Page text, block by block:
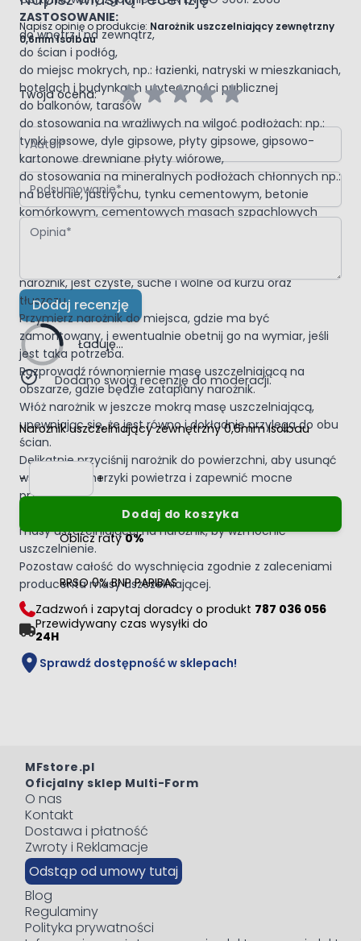
ZASTOSOWANIE:
do wnętrz i na zewnątrz,
do ścian i podłóg,
do miejsc mokrych, np.: łazienki, natryski w mieszkaniach,
hotelach i budynkach użyteczności publicznej
do balkonów, tarasów
do stosowania na wrażliwych na wilgoć podłożach: np.:
tynki gipsowe, dyle gipsowe, płyty gipsowe, gipsowo-
kartonowe drewniane płyty wiórowe,
do stosowania na mineralnych podłożach chłonnych np.:
na betonie, jastrychu, tynku cementowym, betonie
komórkowym, cementowych masach szpachlowych
oraz masach wyrównujących
narożnik, jest czyste, suche i wolne od kurzu oraz
tłuszczu.
Przymierz narożnik do miejsca, gdzie ma być
zamontowany, i ewentualnie obetnij go na wymiar, jeśli
jest taka potrzeba.
Rozprowadź równomiernie masę uszczelniającą na
obszarze, gdzie będzie zatapiany narożnik.
Włóż narożnik w jeszcze mokrą masę uszczelniającą,
upewniając się, że jest równo i dokładnie przylega do obu
ścian.
Delikatnie przyciśnij narożnik do powierzchni, aby usunąć
wszelkie pęcherzyki powietrza i zapewnić mocne
przyleganie.
Jeśli to konieczne, możesz nałożyć dodatkową warstwę
masy uszczelniającej na narożnik, by wzmocnić
uszczelnienie.
Pozostaw całość do wyschnięcia zgodnie z zaleceniami
producenta masy uszczelniającej.
Napisz opinię o produkcie: Narożnik uszczelniający zewnętrzny
0,6mm Isolbau
Twoja ocena:
Autor
Podsumowanie
Opinia
Dodaj recenzję
Ładuję...
Dodano swoją recenzję do moderacji.
Narożnik uszczelniający zewnętrzny 0,6mm Isolbau
-
Ilość
+
Dodaj do koszyka
Oblicz raty0%
RRSO 0% BNP PARIBAS
Zadzwoń i zapytaj doradcy o produkt 787 036 056
Przewidywany czas wysyłki do
24H
Sprawdź dostępność w sklepach!
MFstore.pl
Oficjalny sklep Multi-Form
O nas
Kontakt
Dostawa i płatność
Zwroty i Reklamacje
Odstąp od umowy tutaj
Blog
Regulaminy
Polityka prywatności